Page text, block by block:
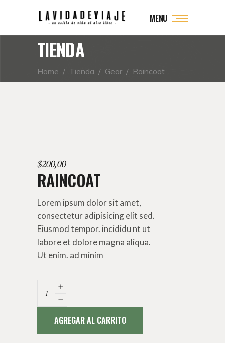
MENU
TIENDA
Home / Tienda / Gear / Raincoat
$200,00
RAINCOAT
Lorem ipsum dolor sit amet,
consectetur adipisicing elit sed.
Eiusmod tempor. incididu nt ut
labore et dolore magna aliqua.
Ut enim. ad minim
Raincoat
quantity
AGREGAR AL CARRITO